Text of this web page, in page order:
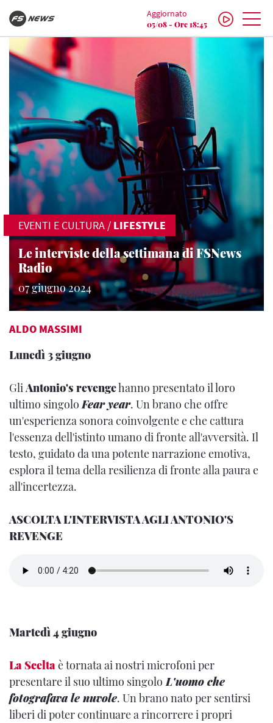
Aggiornato
05/08 - Ore 18:45
EVENTI E CULTURA / LIFESTYLE
Le interviste della settimana di FSNews
Radio
07 giugno 2024
ALDO MASSIMI
Lunedì 3 giugno
GliAntonio's revengehanno presentato il loro
ultimo singoloFear year. Un brano che offre
un'esperienza sonora coinvolgente e che cattura
l'essenza dell'istinto umano di fronte all'avversità. Il
testo, guidato da una potente narrazione emotiva,
esplora il tema della resilienza di fronte alla paura e
all'incertezza.
ASCOLTA L'INTERVISTA AGLI ANTONIO'S
REVENGE
Martedì 4 giugno
La Sceltaè tornata ai nostri microfoni per
presentare il suo ultimo singolo L'uomo che
fotografava le nuvole. Un brano nato per sentirsi
liberi di poter continuare a rincorrere i propri